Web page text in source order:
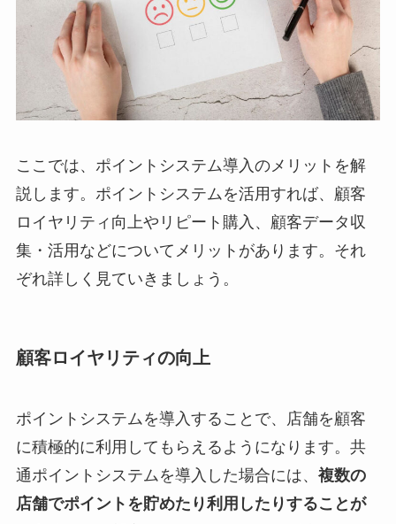
ここでは、ポイントシステム導入のメリットを解
説します。ポイントシステムを活用すれば、顧客
ロイヤリティ向上やリピート購入、顧客データ収
集・活用などについてメリットがあります。それ
ぞれ詳しく見ていきましょう。
顧客ロイヤリティの向上
ポイントシステムを導入することで、店舗を顧客
に積極的に利用してもらえるようになります。共
通ポイントシステムを導入した場合には、 複数の
店舗でポイントを貯めたり利用したりすることが